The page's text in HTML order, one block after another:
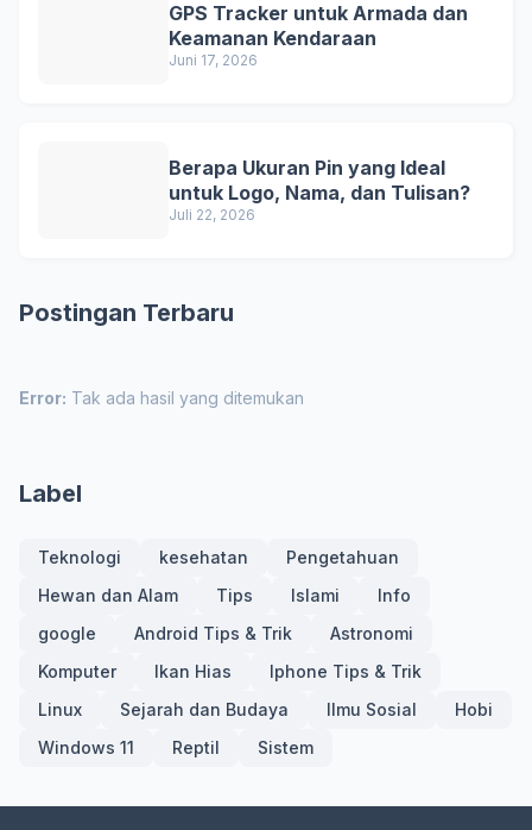
GPS Tracker untuk Armada dan
Keamanan Kendaraan
Juni 17, 2026
Berapa Ukuran Pin yang Ideal
untuk Logo, Nama, dan Tulisan?
Juli 22, 2026
Postingan Terbaru
Error: Tak ada hasil yang ditemukan
Label
Teknologi kesehatan
Pengetahuan
Hewan dan Alam
Tips Islami
Info
google
Android Tips & Trik
Astronomi
Komputer
Ikan Hias
Iphone Tips & Trik
Linux
Sejarah dan Budaya Ilmu Sosial
Hobi
Windows 11
Reptil Sistem